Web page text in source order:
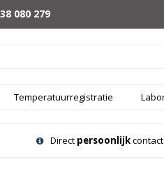
080 279
Temperatuurregistratie
Direct persoonlijkcontact